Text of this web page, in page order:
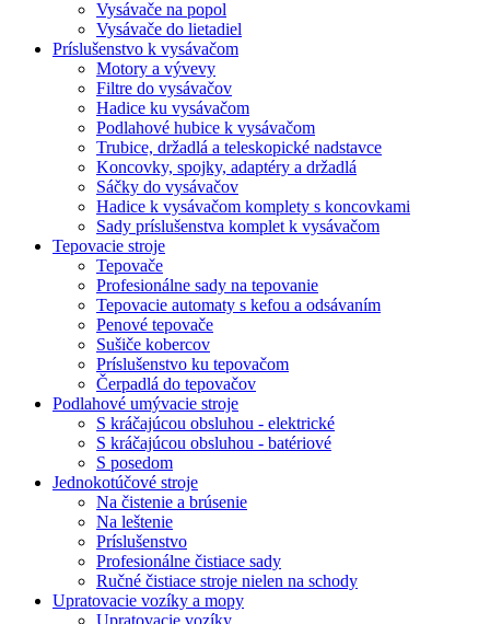
Vysávače na popol
Vysávače do lietadiel
Príslušenstvo k vysávačom
Motory a vývevy
Filtre do vysávačov
Hadice ku vysávačom
Podlahové hubice k vysávačom
Trubice, držadlá a teleskopické nadstavce
Koncovky, spojky, adaptéry a držadlá
Sáčky do vysávačov
Hadice k vysávačom komplety s koncovkami
Sady príslušenstva komplet k vysávačom
Tepovacie stroje
Tepovače
Profesionálne sady na tepovanie
Tepovacie automaty s kefou a odsávaním
Penové tepovače
Sušiče kobercov
Príslušenstvo ku tepovačom
Čerpadlá do tepovačov
Podlahové umývacie stroje
S kráčajúcou obsluhou - elektrické
S kráčajúcou obsluhou - batériové
S posedom
Jednokotúčové stroje
Na čistenie a brúsenie
Na leštenie
Príslušenstvo
Profesionálne čistiace sady
Ručné čistiace stroje nielen na schody
Upratovacie vozíky a mopy